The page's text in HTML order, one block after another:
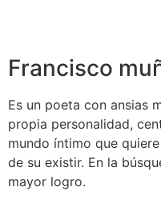
Francisco
Es un poeta con ansias
propia personalidad,
mundo íntimo que
de su existir. En la
mayor logro.